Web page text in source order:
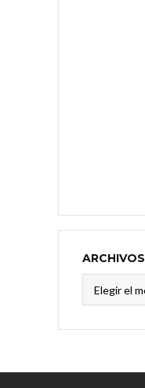
ARCHIVOS